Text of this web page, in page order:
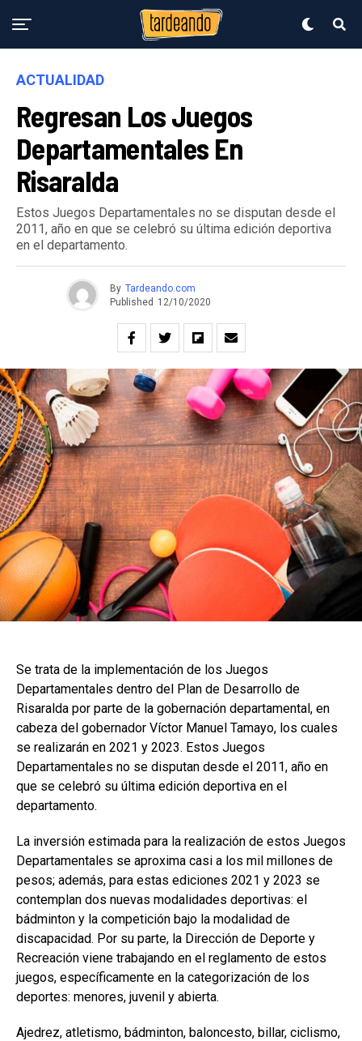
ACTUALIDAD
Regresan Los Juegos
Departamentales En
Risaralda
Estos Juegos Departamentales no se disputan desde el
2011, año en que se celebró su última edición deportiva
en el departamento.
By Tardeando.com
Published 12/10/2020
Se trata de la implementación de los Juegos
Departamentales dentro del Plan de Desarrollo de
Risaralda por parte de la gobernación departamental, en
cabeza del gobernador Víctor Manuel Tamayo, los cuales
se realizarán en 2021 y 2023. Estos Juegos
Departamentales no se disputan desde el 2011, año en
que se celebró su última edición deportiva en el
departamento.
La inversión estimada para la realización de estos Juegos
Departamentales se aproxima casi a los mil millones de
pesos; además, para estas ediciones 2021 y 2023 se
contemplan dos nuevas modalidades deportivas: el
bádminton y la competición bajo la modalidad de
discapacidad. Por su parte, la Dirección de Deporte y
Recreación viene trabajando en el reglamento de estos
juegos, específicamente en la categorización de los
deportes: menores, juvenil y abierta.
Ajedrez, atletismo, bádminton, baloncesto, billar, ciclismo,